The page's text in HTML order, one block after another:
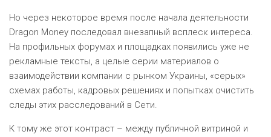
Но через некоторое время после начала деятельности
Dragon Money последовал внезапный всплеск интереса.
На профильных форумах и площадках появились уже не
рекламные тексты, а целые серии материалов о
взаимодействии компании с рынком Украины, «серых»
схемах работы, кадровых решениях и попытках очистить
следы этих расследований в Сети.
К тому же этот контраст – между публичной витриной и